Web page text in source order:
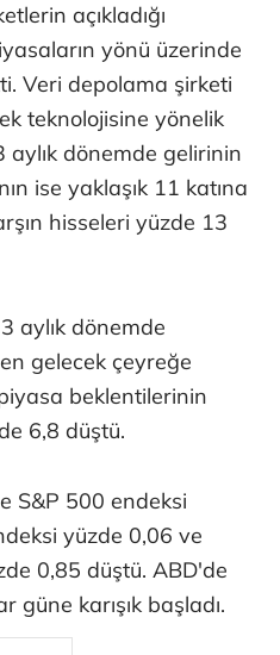
açıkladığı
yönü üzerinde
Veri depolama şirketi
teknolojisine yönelik
dönemde gelirinin
ise yaklaşık 11 katına
hisseleri yüzde 13
aylık dönemde
gelecek çeyreğe
beklentilerinin
6,8 düştü.
S&P 500 endeksi
yüzde 0,06 ve
0,85 düştü. ABD'de
karışık başladı.